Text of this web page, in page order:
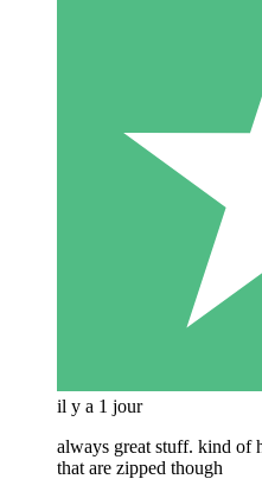
il y a 1 jour
always great stuff. kind of
that are zipped though